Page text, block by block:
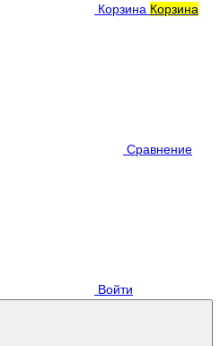
Корзина Корзина
Сравнение
Войти